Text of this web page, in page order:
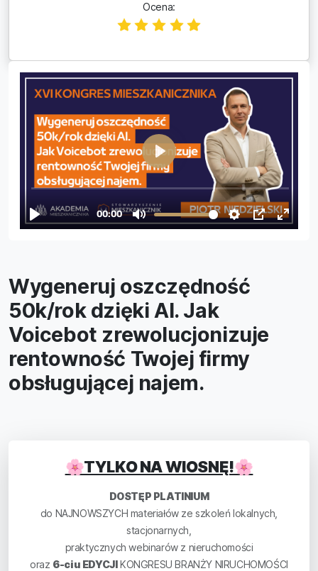
Ocena:
Wygeneruj oszczędność
50k/rok dzięki AI. Jak
Voicebot zrewolucjonizuje
rentowność Twojej firmy
obsługującej najem.
🌸TYLKO NA WIOSNĘ!🌸
DOSTĘP PLATINIUM
do NAJNOWSZYCH materiałów ze szkoleń lokalnych,
stacjonarnych,
praktycznych webinarów z nieruchomości
oraz 6-ciu EDYCJIKONGRESU BRANŻY NIRUCHOMOŚCI